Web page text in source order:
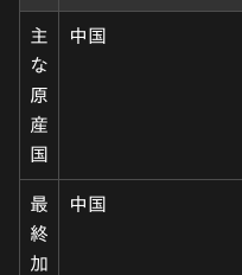
主
な
原
産
国
中国
最
終
加
中国